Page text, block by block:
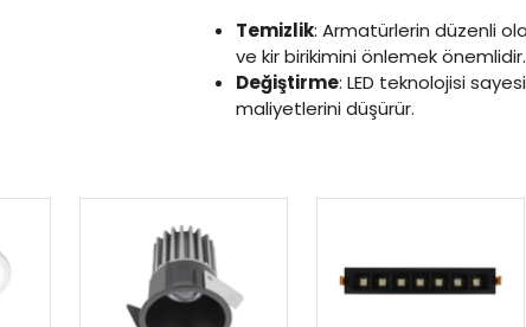
Temizlik: Armatürlerin düzenli
ve kir birikimini önlemek önemlidir.
Değiştirme: LED teknolojisi
maliyetlerini düşürür.